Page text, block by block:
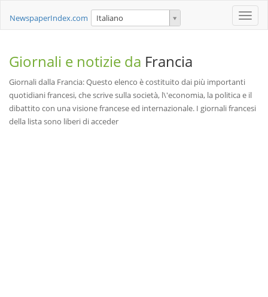
Toggle
NewspaperIndex.com Italiano
Giornali e notizie da Francia
Giornali dalla Francia: Questo elenco è costituito dai più importanti
quotidiani francesi, che scrive sulla società, l\'economia, la politica e il
dibattito con una visione francese ed internazionale. I giornali francesi
della lista sono liberi di acceder